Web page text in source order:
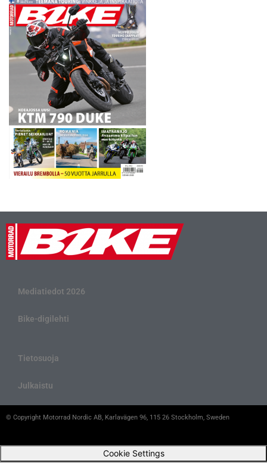
Mediatiedot 2026
Bike-digilehti
Tietosuoja
Julkaistu
© Copyright Motorrad Nordic AB, Karlavägen 96, 115 26 Stockholm, Sweden
Cookie Settings